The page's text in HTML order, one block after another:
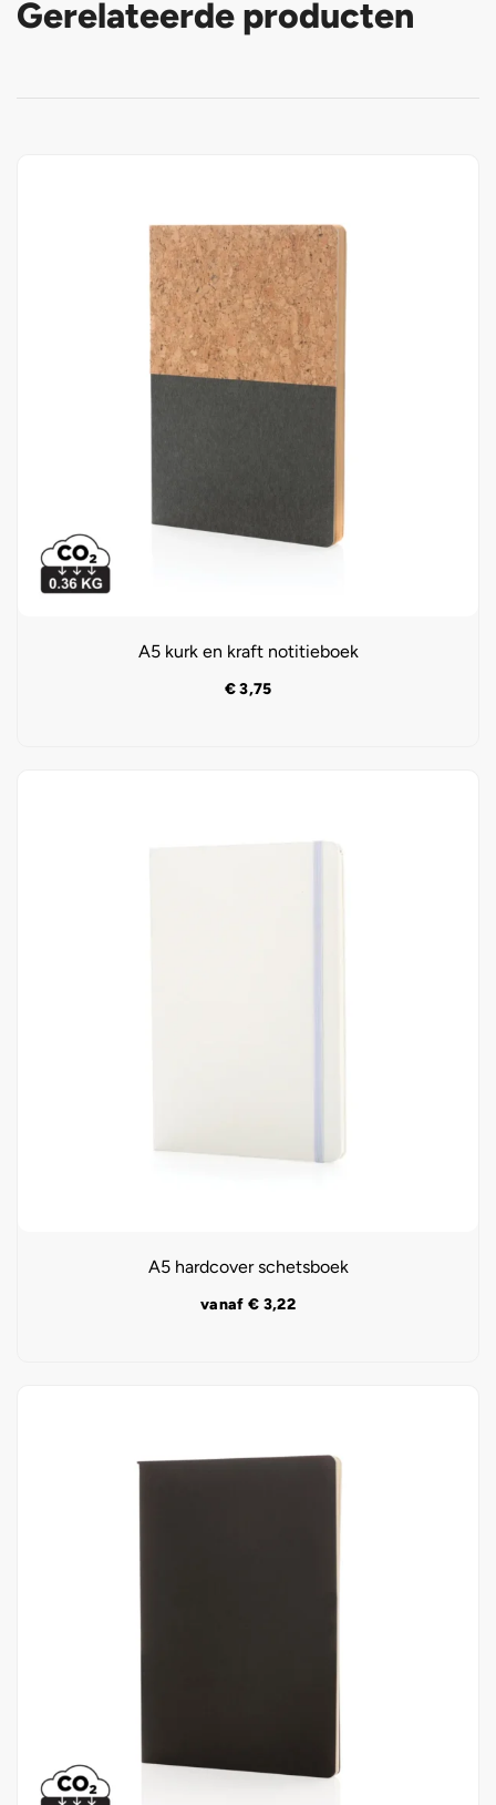
Gerelateerde producten
A5 kurk en kraft notitieboek
€3,75
A5 hardcover schetsboek
vanaf € 3,22